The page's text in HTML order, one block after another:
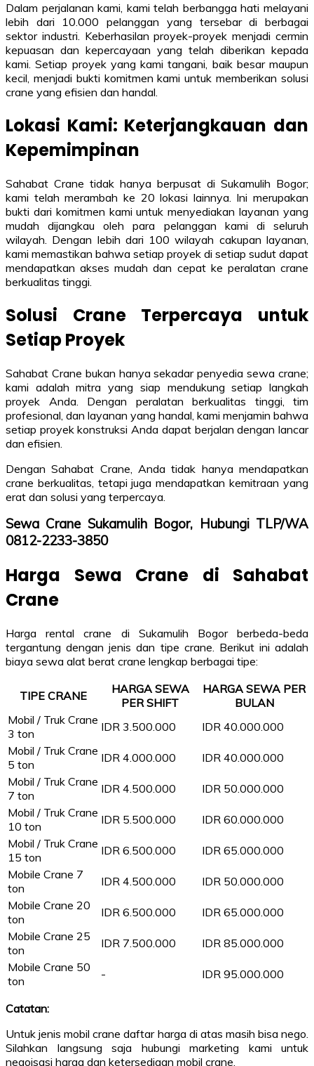
Dalam perjalanan kami, kami telah berbangga hati melayani
lebih dari 10.000 pelanggan yang tersebar di berbagai
sektor industri. Keberhasilan proyek-proyek menjadi cermin
kepuasan dan kepercayaan yang telah diberikan kepada
kami. Setiap proyek yang kami tangani, baik besar maupun
kecil, menjadi bukti komitmen kami untuk memberikan solusi
crane yang efisien dan handal.
Lokasi Kami: Keterjangkauan dan
Kepemimpinan
Sahabat Crane tidak hanya berpusat di Sukamulih Bogor;
kami telah merambah ke 20 lokasi lainnya. Ini merupakan
bukti dari komitmen kami untuk menyediakan layanan yang
mudah dijangkau oleh para pelanggan kami di seluruh
wilayah. Dengan lebih dari 100 wilayah cakupan layanan,
kami memastikan bahwa setiap proyek di setiap sudut dapat
mendapatkan akses mudah dan cepat ke peralatan crane
berkualitas tinggi.
Solusi Crane Terpercaya untuk
Setiap Proyek
Sahabat Crane bukan hanya sekadar penyedia sewa crane;
kami adalah mitra yang siap mendukung setiap langkah
proyek Anda. Dengan peralatan berkualitas tinggi, tim
profesional, dan layanan yang handal, kami menjamin bahwa
setiap proyek konstruksi Anda dapat berjalan dengan lancar
dan efisien.
Dengan Sahabat Crane, Anda tidak hanya mendapatkan
crane berkualitas, tetapi juga mendapatkan kemitraan yang
erat dan solusi yang terpercaya.
Sewa Crane Sukamulih Bogor, Hubungi TLP/WA
0812-2233-3850
Harga Sewa Crane di Sahabat
Crane
Harga rental crane di Sukamulih Bogor berbeda-beda
tergantung dengan jenis dan tipe crane. Berikut ini adalah
biaya sewa alat berat crane lengkap berbagai tipe:
TIPE CRANE
HARGA SEWA
PER SHIFT
HARGA SEWA PER
BULAN
Mobil / Truk Crane
3 ton
IDR 3.500.000
IDR 40.000.000
Mobil / Truk Crane
5 ton
IDR 4.000.000
IDR 40.000.000
Mobil / Truk Crane
7 ton
IDR 4.500.000
IDR 50.000.000
Mobil / Truk Crane
10 ton
IDR 5.500.000
IDR 60.000.000
Mobil / Truk Crane
15 ton
IDR 6.500.000
IDR 65.000.000
Mobile Crane 7
ton
IDR 4.500.000
IDR 50.000.000
Mobile Crane 20
ton
IDR 6.500.000
IDR 65.000.000
Mobile Crane 25
ton
IDR 7.500.000
IDR 85.000.000
Mobile Crane 50
ton
- IDR 95.000.000
Catatan:
Untuk jenis mobil crane daftar harga di atas masih bisa nego.
Silahkan langsung saja hubungi marketing kami untuk
negoisasi harga dan ketersediaan mobil crane.